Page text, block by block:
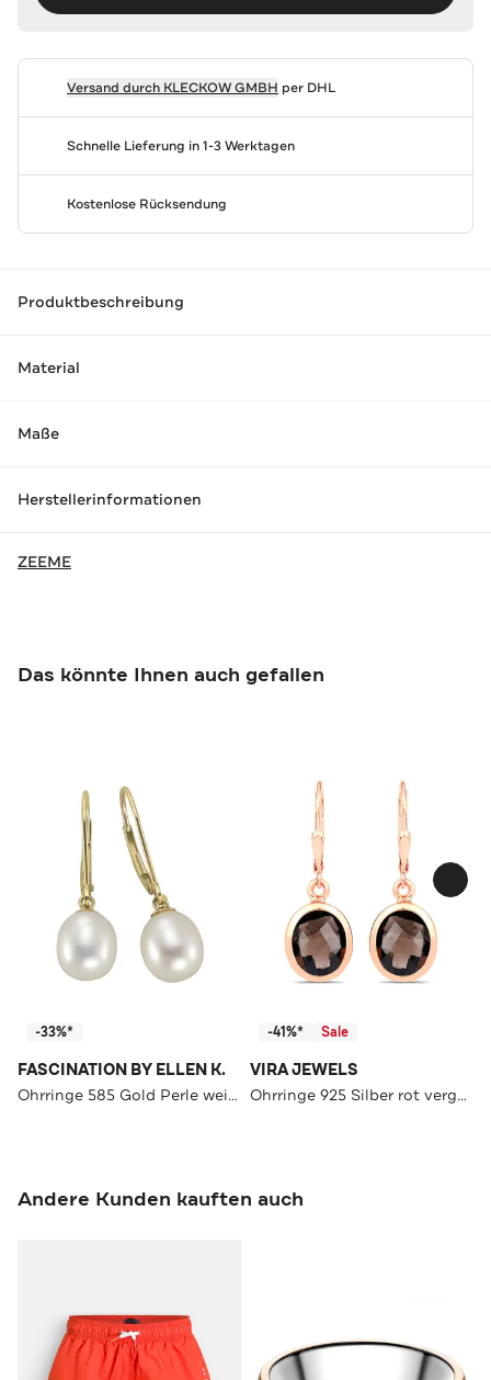
Versand durch KLECKOW GMBH per DHL
Schnelle Lieferung in 1-3 Werktagen
Kostenlose Rücksendung
Produktbeschreibung
Material
Maße
Herstellerinformationen
ZEEME
Das könnte Ihnen auch gefallen
-33%*
FASCINATION BY ELLEN K.
Ohrringe 585 Gold Perle weiß 8-8,5mm gelb
-41%* Sale
VIRA JEWELS
Ohrringe 925 Silber rot vergoldet Glanz Rauchquarz dunkelbraun rot
Andere Kunden kauften auch